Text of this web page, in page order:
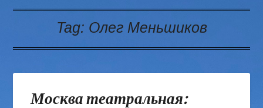
Tag: Олег Меньшиков
Москва театральная: